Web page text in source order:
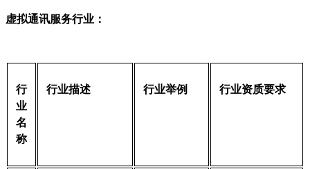
虚拟通讯服务行业：
行
业
名
称
行业描述 行业举例 行业资质要求